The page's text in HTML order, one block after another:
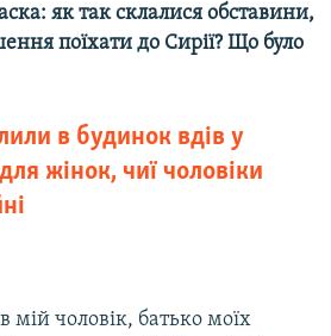
як так склалися обставини,
поїхати до Сирії? Що було
в будинок вдів у
жінок, чиї чоловіки
чоловік, батько моїх